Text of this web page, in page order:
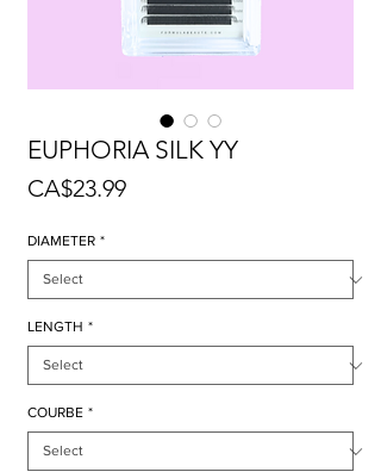
EUPHORIA SILK YY
CA$23.99Price
DIAMETER *
LENGTH *
COURBE *